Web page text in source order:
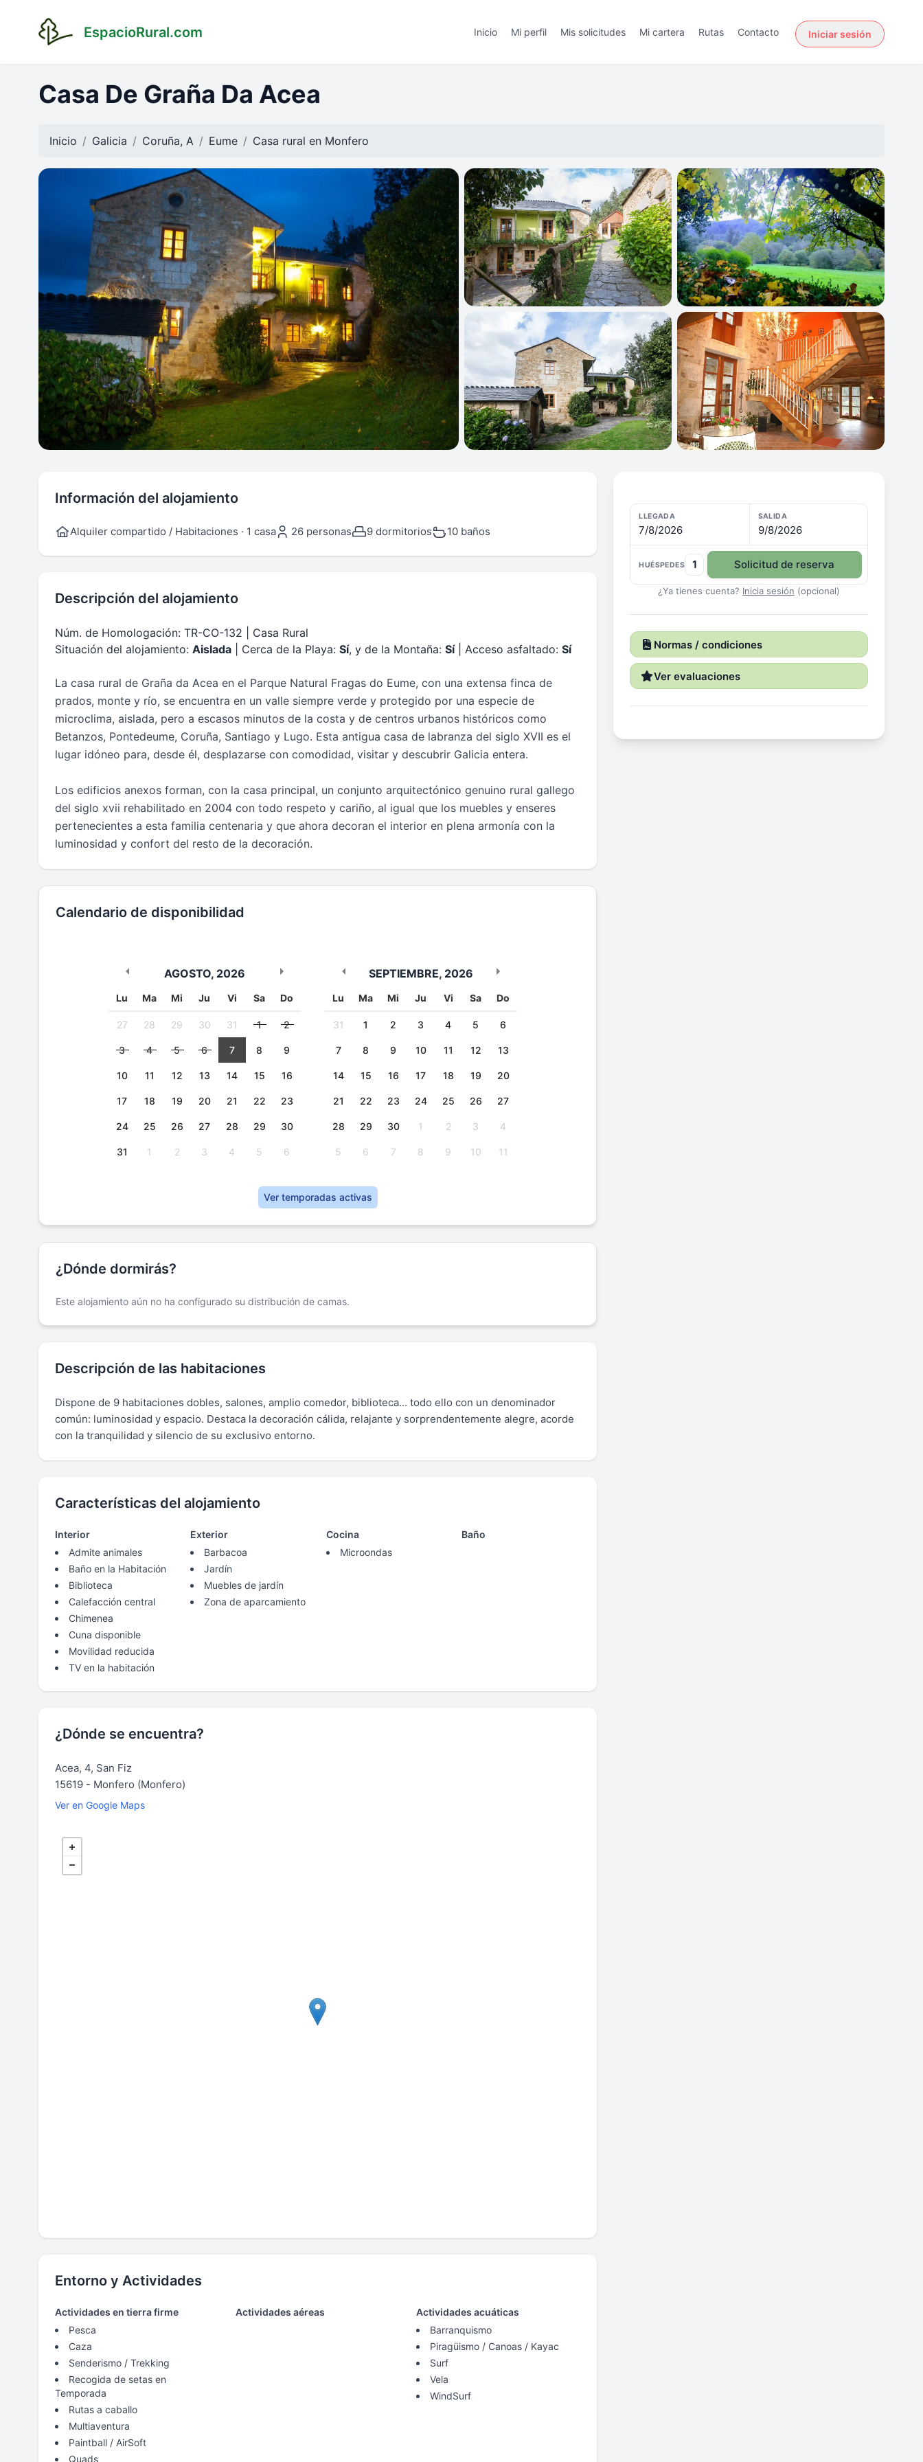
EspacioRural.com Inicio Mi perfil Mis solicitudes Mi cartera Rutas Contacto Iniciar sesión
Casa De Graña Da Acea
Inicio Galicia Coruña, A Eume Casa rural en Monfero
Información del alojamiento
Alquiler compartido / Habitaciones · 1 casa 26 personas 9 dormitorios 10 baños
Descripción del alojamiento
Núm. de Homologación: TR-CO-132 | Casa Rural
Situación del alojamiento: Aislada | Cerca de la Playa: Sí, y de la Montaña: Sí| Acceso asfaltado: Sí
La casa rural de Graña da Acea en el Parque Natural Fragas do Eume, con una extensa finca de
prados, monte y río, se encuentra en un valle siempre verde y protegido por una especie de
microclima, aislada, pero a escasos minutos de la costa y de centros urbanos históricos como
Betanzos, Pontedeume, Coruña, Santiago y Lugo. Esta antigua casa de labranza del siglo XVII es el
lugar idóneo para, desde él, desplazarse con comodidad, visitar y descubrir Galicia entera.
Los edificios anexos forman, con la casa principal, un conjunto arquitectónico genuino rural gallego
del siglo xvii rehabilitado en 2004 con todo respeto y cariño, al igual que los muebles y enseres
pertenecientes a esta familia centenaria y que ahora decoran el interior en plena armonía con la
luminosidad y confort del resto de la decoración.
Calendario de disponibilidad
AGOSTO, 2026
Lu Ma Mi Ju Vi Sa Do
27 28 29 30 31 1 2
3 4 5 6 7 8 9
10 11 12 13 14 15 16
17 18 19 20 21 22 23
24 25 26 27 28 29 30
31 1 2 3 4 5 6
SEPTIEMBRE, 2026
Lu Ma Mi Ju Vi Sa Do
31 1 2 3 4 5 6
7 8 9 10 11 12 13
14 15 16 17 18 19 20
21 22 23 24 25 26 27
28 29 30 1 2 3 4
5 6 7 8 9 10 11
Ver temporadas activas
¿Dónde dormirás?
Este alojamiento aún no ha configurado su distribución de camas.
Descripción de las habitaciones
Dispone de 9 habitaciones dobles, salones, amplio comedor, biblioteca... todo ello con un denominador
común: luminosidad y espacio. Destaca la decoración cálida, relajante y sorprendentemente alegre, acorde
con la tranquilidad y silencio de su exclusivo entorno.
Características del alojamiento
Interior
Admite animales
Baño en la Habitación
Biblioteca
Calefacción central
Chimenea
Cuna disponible
Movilidad reducida
TV en la habitación
Exterior
Barbacoa
Jardín
Muebles de jardín
Zona de aparcamiento
Cocina
Microondas
Baño
¿Dónde se encuentra?
Acea, 4, San Fiz
15619 - Monfero (Monfero)
Ver en Google Maps
Entorno y Actividades
Actividades en tierra firme
Pesca
Caza
Senderismo / Trekking
Recogida de setas en
Temporada
Rutas a caballo
Multiaventura
Paintball / AirSoft
Quads
Actividades aéreas
Actividades acuáticas
Barranquismo
Piragüismo / Canoas / Kayac
Surf
Vela
WindSurf
LLEGADA
7/8/2026
SALIDA
9/8/2026
HUÉSPEDES 1 Solicitud de reserva
¿Ya tienes cuenta? Inicia sesión (opcional)
Normas / condiciones
Ver evaluaciones